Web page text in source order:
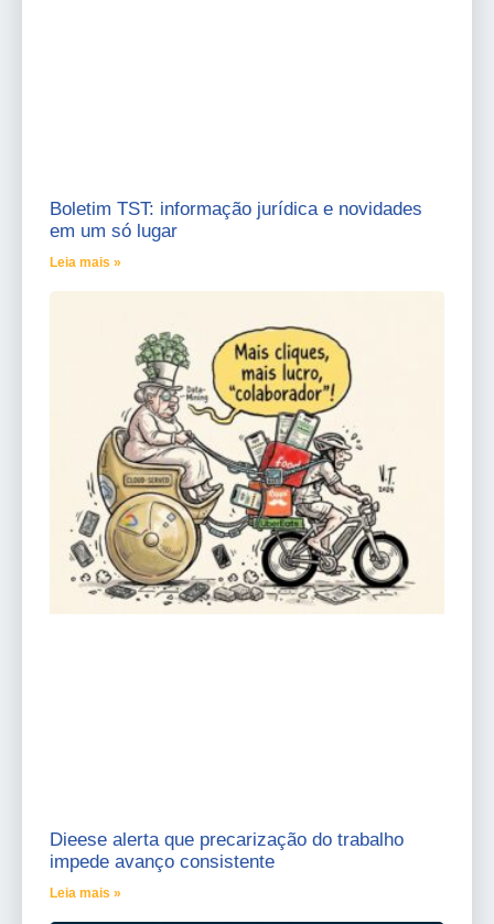
Boletim TST: informação jurídica e novidades
em um só lugar
Leia mais »
Dieese alerta que precarização do trabalho
impede avanço consistente
Leia mais »